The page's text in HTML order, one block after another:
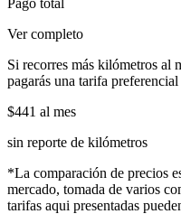
Ver completo
Si recorres más kilómetros al
pagarás una tarifa preferencial
$441 al mes
sin reporte de kilómetros
*La comparación de precios
mercado, tomada de varios
tarifas aqui presentadas